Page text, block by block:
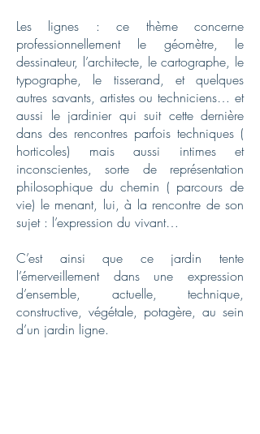
Les lignes : ce thème concerne
professionnellement le géomètre, le
dessinateur, l’architecte, le cartographe, le
typographe, le tisserand, et quelques
autres savants, artistes ou techniciens… et
aussi le jardinier qui suit cette dernière
dans des rencontres parfois techniques (
horticoles) mais aussi intimes et
inconscientes, sorte de représentation
philosophique du chemin ( parcours de
vie) le menant, lui, à la rencontre de son
sujet : l’expression du vivant…
C’est ainsi que ce jardin tente
l’émerveillement dans une expression
d’ensemble, actuelle, technique,
constructive, végétale, potagère, au sein
d’un jardin ligne.